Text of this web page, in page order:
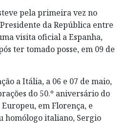
pela primeira vez no
da República entre
visita oficial a Espanha,
ter tomado posse, em 09 de
a Itália, a 06 e 07 de maio,
do 50.º aniversário do
em Florença, e
homólogo italiano, Sergio